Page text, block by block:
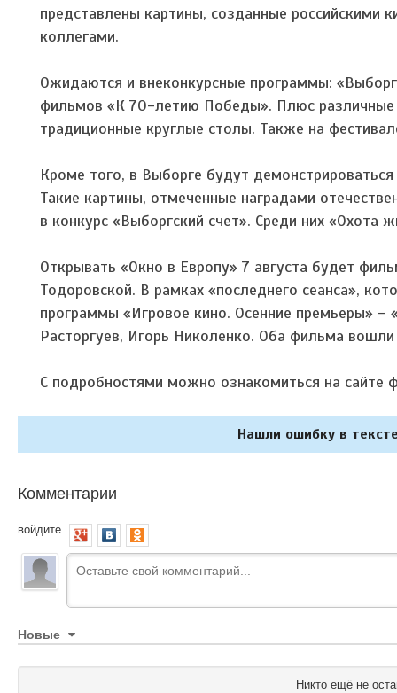
представлены картины, созданные российскими
коллегами.
Ожидаются и внеконкурсные программы:
фильмов «К 70-летию Победы». Плюс
традиционные круглые столы. Также на
Кроме того, в Выборге будут
Такие картины, отмеченные наградами
в конкурс «Выборгский счет». Среди них «Охота
Открывать «Окно в Европу» 7 августа будет
Тодоровской. В рамках «последнего сеанса»,
программы «Игровое кино. Осенние премьеры» –
Расторгуев, Игорь Николенко. Оба фильма
С подробностями можно ознакомиться на сайте
Нашли ошибку в
Комментарии
войдите
Новые
Никто ещё не